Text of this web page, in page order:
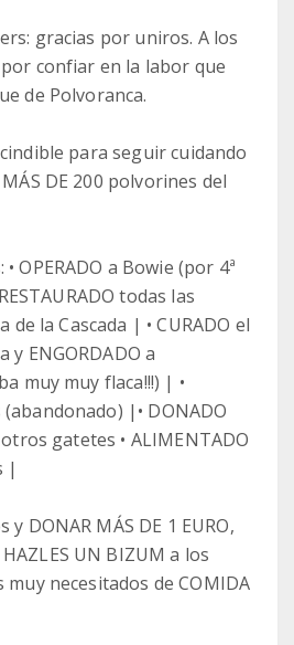
gracias por uniros. A los
confiar en la labor que
de Polvoranca.
para seguir cuidando
DE 200 polvorines del
OPERADO a Bowie (por 4ª
todas las
de la Cascada | • CURADO el
y ENGORDADO a
muy muy flaca!!!) | •
(abandonado) |• DONADO
gatetes • ALIMENTADO
|
DONAR MÁS DE 1 EURO,
HAZLES UN BIZUM a los
necesitados de COMIDA